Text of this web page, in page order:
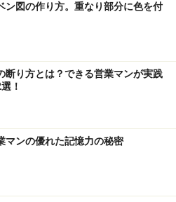
ン図の作り方。重なり部分に色を付
断り方とは？できる営業マンが実践
！
マンの優れた記憶力の秘密